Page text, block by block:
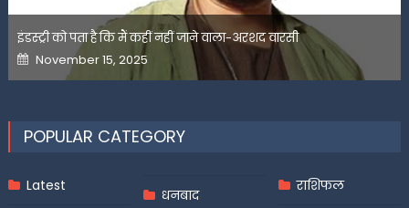
इंडस्ट्री को पता है कि मैं कहीं नहीं जाने वाला-अरशद वारसी
Posted
on
November 15, 2025
POPULAR CATEGORY
Latest
धनबाद
राशिफल